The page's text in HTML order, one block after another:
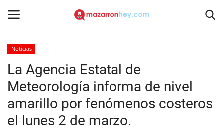
Inicio
Contacto
Noticias
La Agencia Estatal de
Meteorología informa de nivel
amarillo por fenómenos costeros
el lunes 2 de marzo.